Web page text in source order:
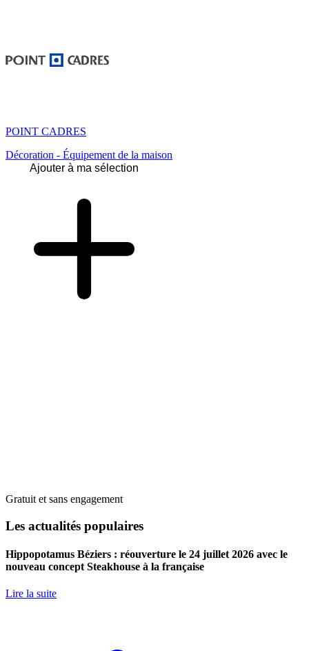
POINT CADRES
Décoration - Équipement de la maison
Ajouter à ma sélection
Gratuit et sans engagement
Les actualités populaires
Hippopotamus Béziers : réouverture le 24 juillet 2026 avec le
nouveau concept Steakhouse à la française
Lire la suite